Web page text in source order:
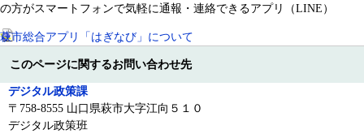
の方がスマートフォンで気軽に通報・連絡できるアプリ（LINE）
萩市総合アプリ「はぎなび」について
このページに関するお問い合わせ先
デジタル政策課
〒758-8555 山口県萩市大字江向５１０
デジタル政策班